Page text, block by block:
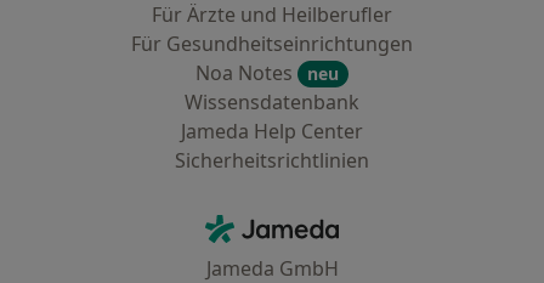
Für Ärzte und Heilberufler
Für Gesundheitseinrichtungen
Noa Notes
neu
Wissensdatenbank
Jameda Help Center
Sicherheitsrichtlinien
Jameda - Startseite
Jameda GmbH